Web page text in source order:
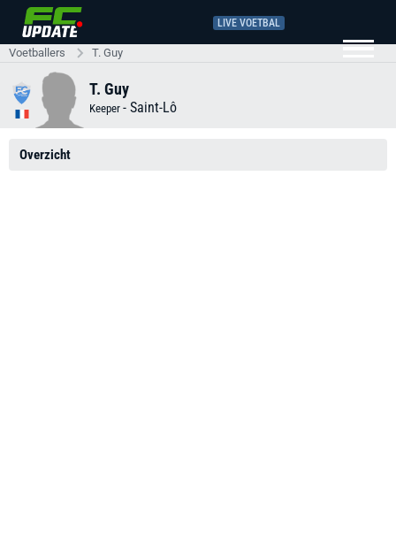
LIVE VOETBAL
Voetballers T. Guy
T. Guy
Keeper - Saint-Lô
Overzicht